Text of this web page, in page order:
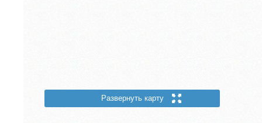
Развернуть карту